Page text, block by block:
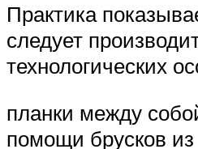
Практика
следует
технологических
планки между
помощи брусков из